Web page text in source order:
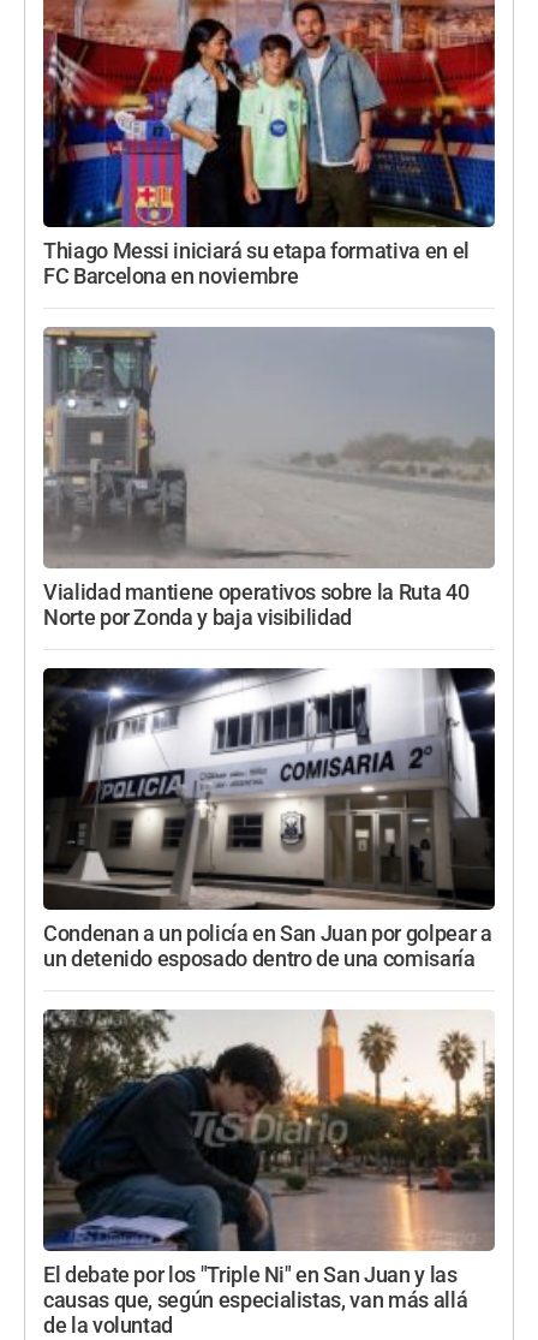
Thiago Messi iniciará su etapa formativa en el
FC Barcelona en noviembre
Vialidad mantiene operativos sobre la Ruta 40
Norte por Zonda y baja visibilidad
Condenan a un policía en San Juan por golpear a
un detenido esposado dentro de una comisaría
El debate por los "Triple Ni" en San Juan y las
causas que, según especialistas, van más allá
de la voluntad